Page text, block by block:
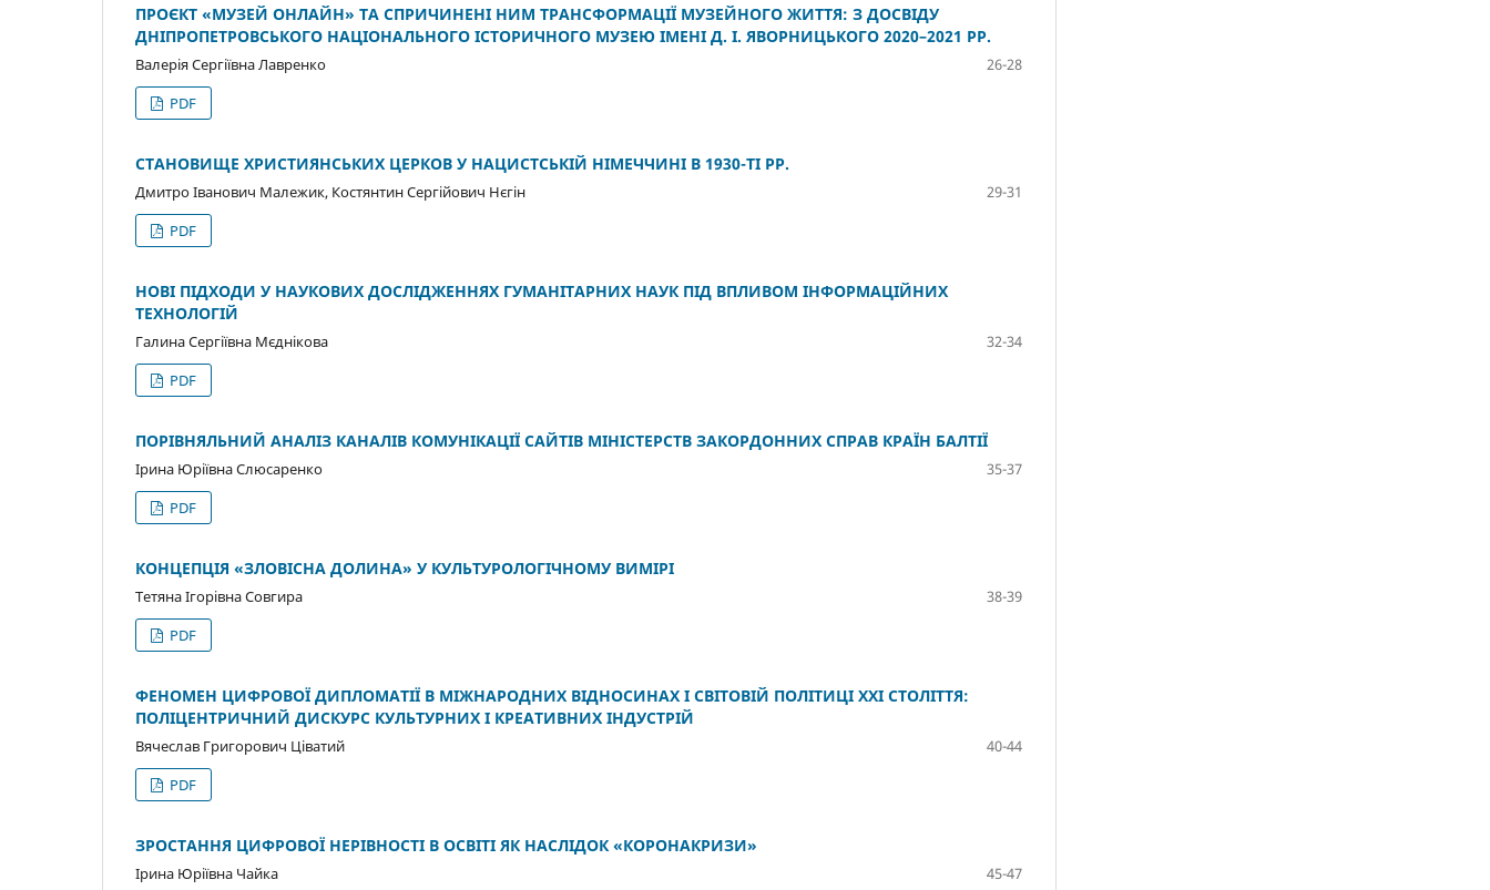
ПРОЄКТ «МУЗЕЙ ОНЛАЙН» ТА СПРИЧИНЕНІ НИМ ТРАНСФОРМАЦІЇ МУЗЕЙНОГО ЖИТТЯ: З ДОСВІДУ
ДНІПРОПЕТРОВСЬКОГО НАЦІОНАЛЬНОГО ІСТОРИЧНОГО МУЗЕЮ ІМЕНІ Д. І. ЯВОРНИЦЬКОГО 2020–2021 РР.
Валерія Сергіївна Лавренко
26-28
PDF
СТАНОВИЩЕ ХРИСТИЯНСЬКИХ ЦЕРКОВ У НАЦИСТСЬКІЙ НІМЕЧЧИНІ В 1930-ТІ РР.
Дмитро Іванович Малежик, Костянтин Сергійович Нєгін
29-31
PDF
НОВІ ПІДХОДИ У НАУКОВИХ ДОСЛІДЖЕННЯХ ГУМАНІТАРНИХ НАУК ПІД ВПЛИВОМ ІНФОРМАЦІЙНИХ
ТЕХНОЛОГІЙ
Галина Сергіївна Мєднікова
32-34
PDF
ПОРІВНЯЛЬНИЙ АНАЛІЗ КАНАЛІВ КОМУНІКАЦІЇ САЙТІВ МІНІСТЕРСТВ ЗАКОРДОННИХ СПРАВ КРАЇН БАЛТІЇ
Ірина Юріївна Слюсаренко
35-37
PDF
КОНЦЕПЦІЯ «ЗЛОВІСНА ДОЛИНА» У КУЛЬТУРОЛОГІЧНОМУ ВИМІРІ
Тетяна Ігорівна Совгира
38-39
PDF
ФЕНОМЕН ЦИФРОВОЇ ДИПЛОМАТІЇ В МІЖНАРОДНИХ ВІДНОСИНАХ І СВІТОВІЙ ПОЛІТИЦІ ХХІ СТОЛІТТЯ:
ПОЛІЦЕНТРИЧНИЙ ДИСКУРС КУЛЬТУРНИХ І КРЕАТИВНИХ ІНДУСТРІЙ
Вячеслав Григорович Ціватий
40-44
PDF
ЗРОСТАННЯ ЦИФРОВОЇ НЕРІВНОСТІ В ОСВІТІ ЯК НАСЛІДОК «КОРОНАКРИЗИ»
Ірина Юріївна Чайка 45-47